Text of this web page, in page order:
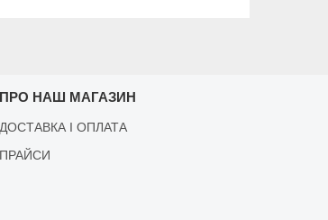
ПРО НАШ МАГАЗИН
ДОСТАВКА І ОПЛАТА
ПРАЙСИ